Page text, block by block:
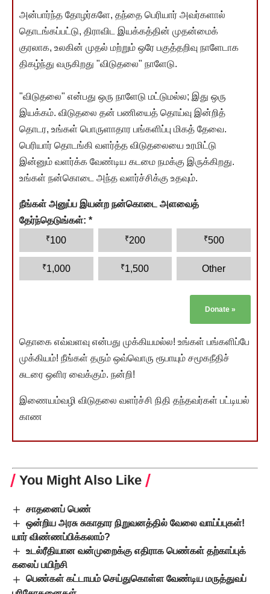
அன்பார்ந்த தோழர்களே, தந்தை பெரியார் அவர்களால்
தொடங்கப்பட்டு, திராவிட இயக்கத்தின் முதன்மைக்
குரலாக, உலகின் முதல் மற்றும் ஒரே பகுத்தறிவு நாளேடாக
திகழ்ந்து வருகிறது "விடுதலை" நாளேடு.
"விடுதலை" என்பது ஒரு நாளேடு மட்டுமல்ல; இது ஒரு
இயக்கம். விடுதலை தன் பணியைத் தொய்வு இன்றித்
தொடர, உங்கள் பொருளாதார பங்களிப்பு மிகத் தேவை.
பெரியார் தொடங்கி வளர்த்த விடுதலையை உரமிட்டு
இன்னும் வளர்க்க வேண்டிய கடமை நமக்கு இருக்கிறது.
உங்கள் நன்கொடை அந்த வளர்ச்சிக்கு உதவும்.
நீங்கள் அனுப்ப இயன்ற நன்கொடை அளவைத்
தேர்ந்தெடுங்கள்: *
₹100 ₹200 ₹500
₹1,000 ₹1,500 Other
Donate »
தொகை எவ்வளவு என்பது முக்கியமல்ல! உங்கள் பங்களிப்பே
முக்கியம்! நீங்கள் தரும் ஒவ்வொரு ரூபாயும் சமூகநீதிச்
சுடரை ஒளிர வைக்கும். நன்றி!
இணையம்வழி விடுதலை வளர்ச்சி நிதி தந்தவர்கள் பட்டியல்
காண
You Might Also Like
சாதனைப் பெண்
ஒன்றிய அரசு சுகாதார நிறுவனத்தில் வேலை வாய்ப்புகள்!
யார் விண்ணப்பிக்கலாம்?
உடல்ரீதியான வன்முறைக்கு எதிராக பெண்கள் தற்காப்புக்
கலைப் பயிற்சி
பெண்கள் கட்டாயம் செய்துகொள்ள வேண்டிய மருத்துவப்